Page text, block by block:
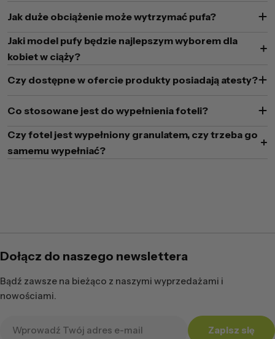
Jak duże obciążenie może wytrzymać pufa?
Jaki model pufy będzie najlepszym wyborem dla
kobiet w ciąży?
Czy dostępne w ofercie produkty posiadają atesty?
Co stosowane jest do wypełnienia foteli?
Czy fotel jest wypełniony granulatem, czy trzeba go
samemu wypełniać?
Dołącz do naszego newslettera
Bądź zawsze na bieżąco z naszymi wyprzedażami i
nowościami.
Zapisz się